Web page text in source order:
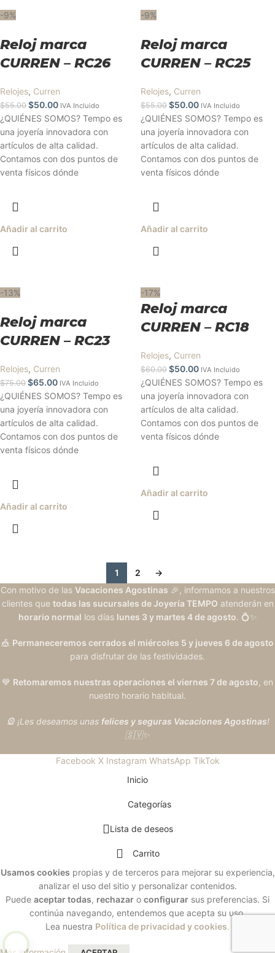
-9%
Reloj marca
CURREN – RC26
Relojes, Curren
$55.00 $50.00 IVA Incluido
¿QUIÉNES SOMOS? Tempo es
una joyería innovadora con
artículos de alta calidad.
Contamos con dos puntos de
venta físicos dónde
Añadir al carrito
-9%
Reloj marca
CURREN – RC25
Relojes, Curren
$55.00 $50.00 IVA Incluido
¿QUIÉNES SOMOS? Tempo es
una joyería innovadora con
artículos de alta calidad.
Contamos con dos puntos de
venta físicos dónde
Añadir al carrito
-13%
Reloj marca
CURREN – RC23
Relojes, Curren
$75.00 $65.00 IVA Incluido
¿QUIÉNES SOMOS? Tempo es
una joyería innovadora con
artículos de alta calidad.
Contamos con dos puntos de
venta físicos dónde
Añadir al carrito
-17%
Reloj marca
CURREN – RC18
Relojes, Curren
$60.00 $50.00 IVA Incluido
¿QUIÉNES SOMOS? Tempo es
una joyería innovadora con
artículos de alta calidad.
Contamos con dos puntos de
venta físicos dónde
Añadir al carrito
1 2
→
Con motivo de las Vacaciones Agostinas 🎉, informamos a nuestros
clientes que todas las sucursales de Joyería TEMPO atenderán en
horario normal los días lunes 3 y martes 4 de agosto. 💍✨
🎪 Permaneceremos cerrados el miércoles 5 y jueves 6 de agosto
para disfrutar de las festividades.
💙 Retomaremos nuestras operaciones el viernes 7 de agosto, en
nuestro horario habitual.
🎡 ¡Les deseamos unas felices y seguras Vacaciones Agostinas!
🇸🇻✨
Facebook X Instagram WhatsApp TikTok
Inicio
Categorías
Lista de deseos
Carrito
Usamos cookies propias y de terceros para mejorar su experiencia,
analizar el uso del sitio y personalizar contenidos.
Puede aceptar todas, rechazar o configurar sus preferencias. Si
continúa navegando, entendemos que acepta su uso.
Lea nuestra Política de privacidad y cookies.